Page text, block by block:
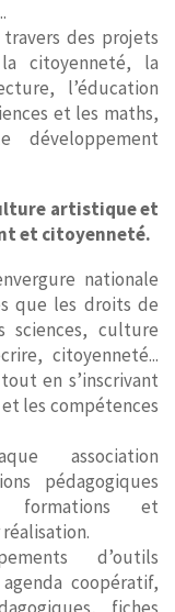
des projets
citoyenneté, la
l’éducation
et les maths,
développement
artistique et
et citoyenneté.
nationale
que les droits de
sciences, culture
citoyenneté...
en s’inscrivant
les compétences
association
pédagogiques
et
d’outils
coopératif,